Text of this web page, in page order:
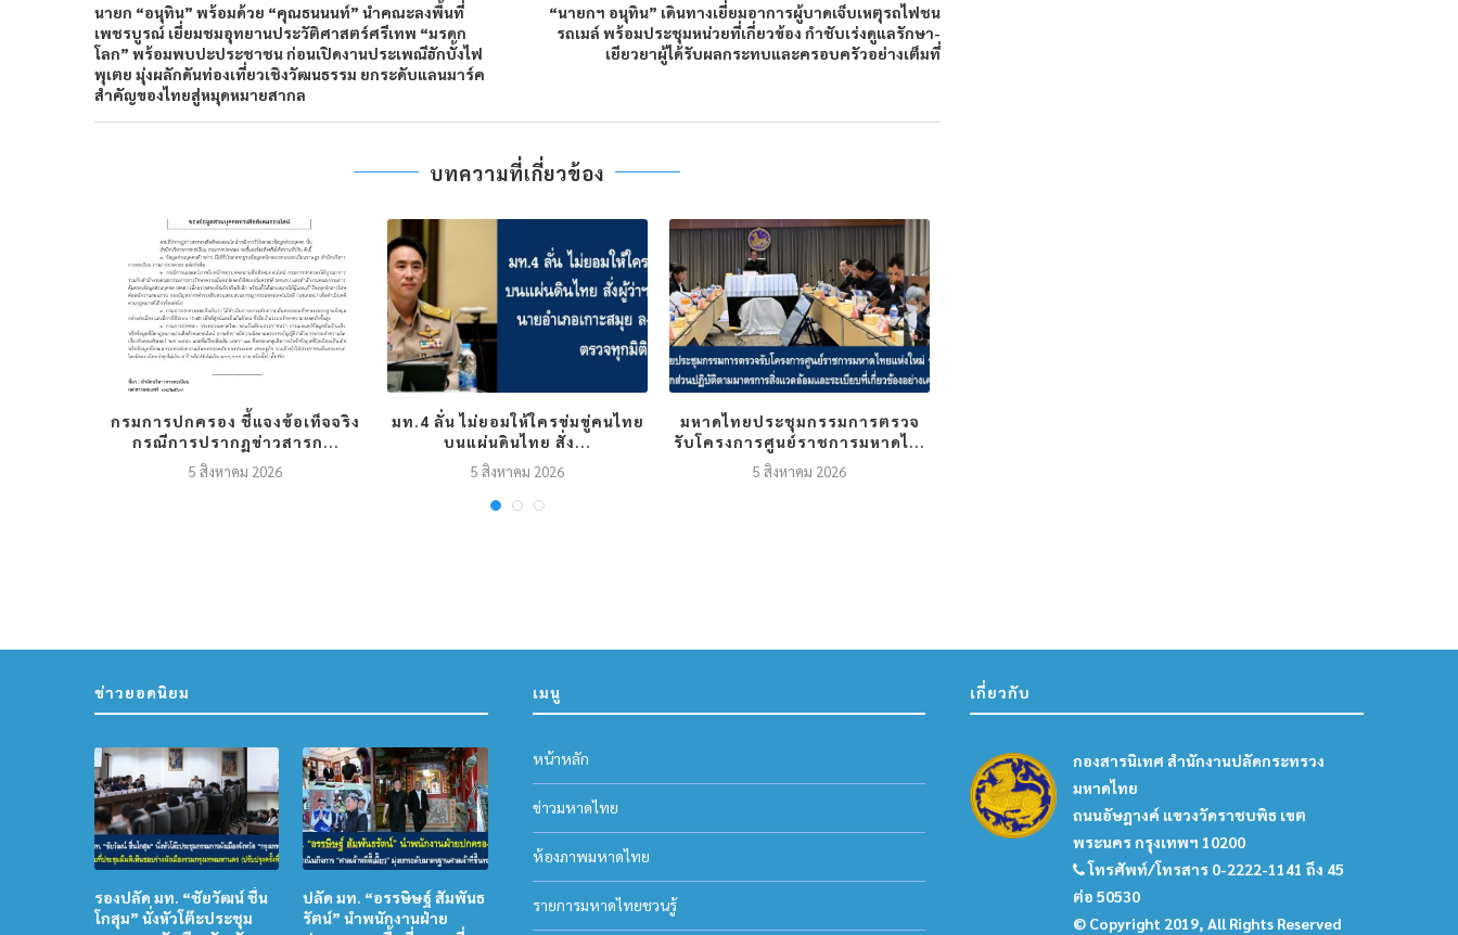
นายก “อนุทิน” พร้อมด้วย “คุณธนนนท์” นำคณะลงพื้นที่
เพชรบูรณ์ เยี่ยมชมอุทยานประวัติศาสตร์ศรีเทพ “มรดก
โลก” พร้อมพบปะประชาชน ก่อนเปิดงานประเพณีฮักบั้งไฟ
พุเตย มุ่งผลักดันท่องเที่ยวเชิงวัฒนธรรม ยกระดับแลนมาร์ค
สำคัญของไทยสู่หมุดหมายสากล
“นายกฯ อนุทิน” เดินทางเยี่ยมอาการผู้บาดเจ็บเหตุรถไฟชน
รถเมล์ พร้อมประชุมหน่วยที่เกี่ยวข้อง กำชับเร่งดูแลรักษา-
เยียวยาผู้ได้รับผลกระทบและครอบครัวอย่างเต็มที่
บทความที่เกี่ยวข้อง
กรมการปกครอง ชี้แจงข้อเท็จจริง
กรณีการปรากฏข่าวสารก...
5 สิงหาคม 2026
มท.4 ลั่น ไม่ยอมให้ใครข่มขู่คนไทย
บนแผ่นดินไทย สั่ง...
5 สิงหาคม 2026
มหาดไทยประชุมกรรมการตรวจ
รับโครงการศูนย์ราชการมหาดไ...
5 สิงหาคม 2026
ข่าวยอดนิยม
รองปลัด มท. “ชัยวัฒน์ ชื่น
โกสุม” นั่งหัวโต๊ะประชุม
ปลัด มท. “อรรษิษฐ์ สัมพันธ
รัตน์” นำพนักงานฝ่าย
เมนู
หน้าหลัก
ข่าวมหาดไทย
ห้องภาพมหาดไทย
รายการมหาดไทยชวนรู้
เกี่ยวกับ
กองสารนิเทศ สำนักงานปลัดกระทรวง
มหาดไทย
ถนนอัษฎางค์ แขวงวัดราชบพิธ เขต
พระนคร กรุงเทพฯ 10200
โทรศัพท์/โทรสาร 0-2222-1141 ถึง 45
ต่อ 50530
© Copyright 2019, All Rights Reserved